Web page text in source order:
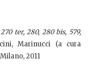
ter, 280, 280 bis, 579,
Marinucci (a cura
2011